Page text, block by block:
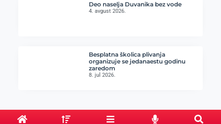
Deo naselja Duvanika bez vode
4. avgust 2026.
Besplatna školica plivanja
organizuje se jedanaestu godinu
zaredom
8. jul 2026.